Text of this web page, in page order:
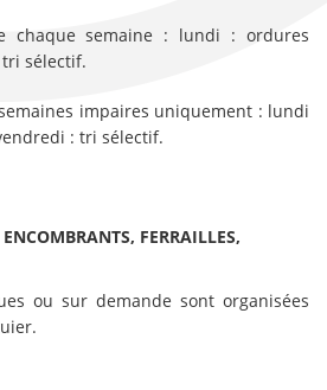
chaque semaine : lundi : ordures
sélectif.
impaires uniquement : lundi
: tri sélectif.
FERRAILLES,
ou sur demande sont organisées